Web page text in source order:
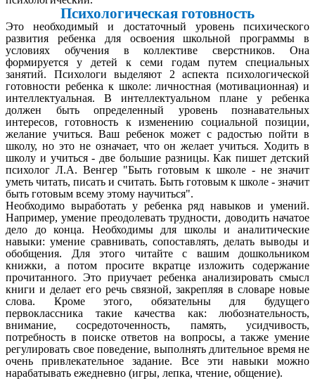
Психологическая готовность
Это необходимый и достаточный уровень психического
развития ребенка для освоения школьной программы в
условиях обучения в коллективе сверстников. Она
формируется у детей к семи годам путем специальных
занятий. Психологи выделяют 2 аспекта психологической
готовности ребенка к школе: личностная (мотивационная) и
интеллектуальная. В интеллектуальном плане у ребенка
должен быть определенный уровень познавательных
интересов, готовность к изменению социальной позиции,
желание учиться. Ваш ребенок может с радостью пойти в
школу, но это не означает, что он желает учиться. Ходить в
школу и учиться - две большие разницы. Как пишет детский
психолог Л.А. Венгер "Быть готовым к школе - не значит
уметь читать, писать и считать. Быть готовым к школе - значит
быть готовым всему этому научиться".
Необходимо выработать у ребенка ряд навыков и умений.
Например, умение преодолевать трудности, доводить начатое
дело до конца. Необходимы для школы и аналитические
навыки: умение сравнивать, сопоставлять, делать выводы и
обобщения. Для этого читайте с вашим дошкольником
книжки, а потом просите вкратце изложить содержание
прочитанного. Это приучает ребенка анализировать смысл
книги и делает его речь связной, закрепляя в словаре новые
слова. Кроме этого, обязательны для будущего
первоклассника такие качества как: любознательность,
внимание, сосредоточенность, память, усидчивость,
потребность в поиске ответов на вопросы, а также умение
регулировать свое поведение, выполнять длительное время не
очень привлекательное задание. Все эти навыки можно
нарабатывать ежедневно (игры, лепка, чтение, общение).